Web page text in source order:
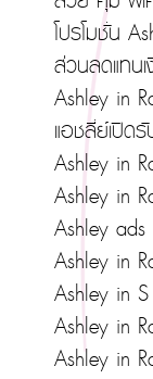
โปรโมชั่น
ส่วนลดแทน
Ashley in
แอชลี่ย์เปิด
Ashley in
Ashley in
Ashley
Ashley in
Ashley in
Ashley in
Ashley in